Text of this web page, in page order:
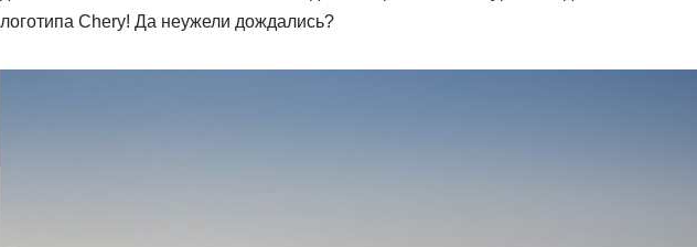
логотипа Chery! Да неужели дождались?